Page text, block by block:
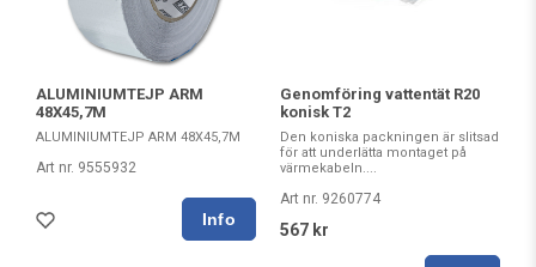
ALUMINIUMTEJP ARM
48X45,7M
ALUMINIUMTEJP ARM 48X45,7M
Art nr. 9555932
Genomföring vattentät R20
konisk T2
Den koniska packningen är slitsad
för att underlätta montaget på
värmekabeln....
Art nr. 9260774
567 kr